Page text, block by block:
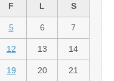
F L S
5 6 7
12 13 14
19 20 21